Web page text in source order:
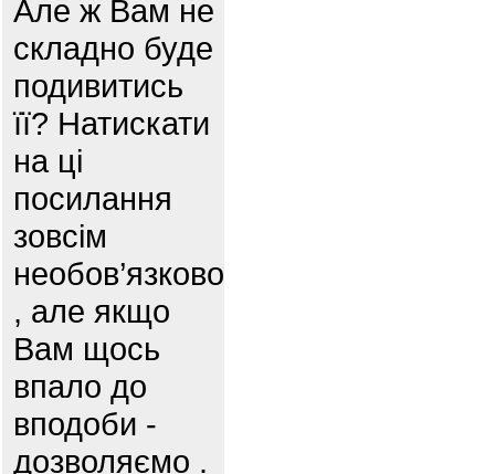
Але ж Вам не
складно буде
подивитись
її? Натискати
на ці
посилання
зовсім
необов’язково
, але якщо
Вам щось
впало до
вподоби -
дозволяємо .